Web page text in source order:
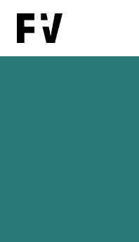
naar